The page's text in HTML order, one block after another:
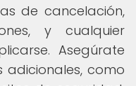
de cancelación,
y cualquier
Asegúrate
como